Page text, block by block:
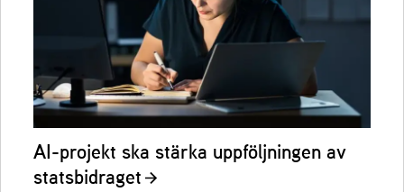
AI-projekt ska stärka uppföljningen av
statsbidraget